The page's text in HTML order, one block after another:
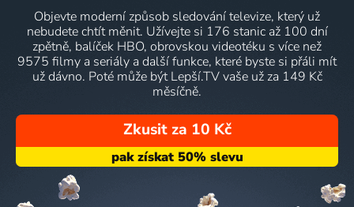
Objevte moderní způsob sledování televize, který už
nebudete chtít měnit. Užívejte si 176 stanic až 100 dní
zpětně, balíček HBO, obrovskou videotéku s více než
9575 filmy a seriály a další funkce, které byste si přáli mít
už dávno. Poté může být Lepší.TV vaše už za 149 Kč
měsíčně.
Zkusit za 10 Kč